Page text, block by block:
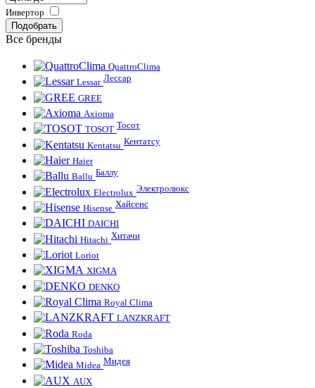
Инвертор
Все бренды
QuattroClima
Lessar Лессар
GREE
Axioma
TOSOT Тосот
Kentatsu Кентатсу
Haier
Ballu Баллу
Electrolux Электролюкс
Hisense Хайсенс
DAICHI
Hitachi Хитачи
Loriot
XIGMA
DENKO
Royal Clima
LANZKRAFT
Roda
Toshiba
Midea Мидея
AUX